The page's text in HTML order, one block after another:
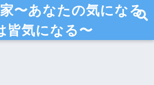
〜あなたの気になる
皆気になる〜